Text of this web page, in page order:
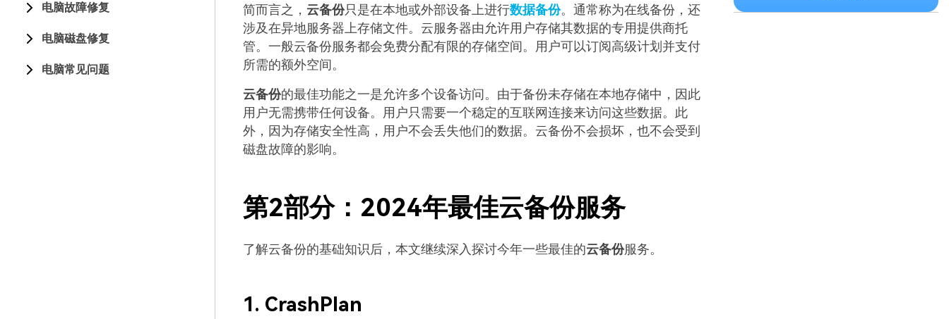
电脑故障修复
电脑磁盘修复
电脑常见问题
简而言之， 云备份只是在本地或外部设备上进行数据备份。通常称为在线备份，还
涉及在异地服务器上存储文件。云服务器由允许用户存储其数据的专用提供商托
管。一般云备份服务都会免费分配有限的存储空间。用户可以订阅高级计划并支付
所需的额外空间。
云备份的最佳功能之一是允许多个设备访问。由于备份未存储在本地存储中，因此
用户无需携带任何设备。用户只需要一个稳定的互联网连接来访问这些数据。此
外，因为存储安全性高，用户不会丢失他们的数据。云备份不会损坏，也不会受到
磁盘故障的影响。
第2部分：2024年最佳云备份服务
了解云备份的基础知识后，本文继续深入探讨今年一些最佳的云备份服务。
1. CrashPlan